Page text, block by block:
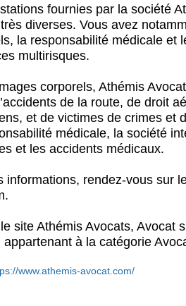
fournies par la société
diverses. Vous avez
la responsabilité médicale et
multirisques.
corporels, Athémis
de la route, de droit
et de victimes de crimes et
médicale, la société
et les accidents médicaux.
informations, rendez-vous sur
site Athémis Avocats, Avocat
à la catégorie
www.athemis-avocat.com/